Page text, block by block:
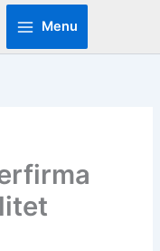
Menu